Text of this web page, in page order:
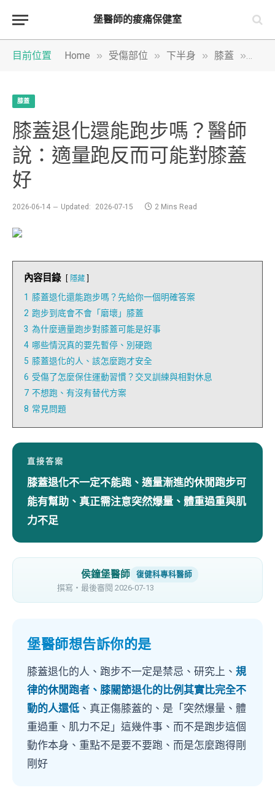
堡醫師的痠痛保健室
目前位置 Home » 受傷部位 » 下半身 » 膝蓋 »
膝蓋
膝蓋退化還能跑步嗎？醫師
說：適量跑反而可能對膝蓋
好
2026-06-14 Updated: 2026-07-15 2 Mins Read
內容目錄 隱藏
1 膝蓋退化還能跑步嗎？先給你一個明確答案
2 跑步到底會不會「磨壞」膝蓋
3 為什麼適量跑步對膝蓋可能是好事
4 哪些情況真的要先暫停、別硬跑
5 膝蓋退化的人、該怎麼跑才安全
6 受傷了怎麼保住運動習慣？交叉訓練與相對休息
7 不想跑、有沒有替代方案
8 常見問題
直接答案
膝蓋退化不一定不能跑、適量漸進的休閒跑步可
能有幫助、真正需注意突然爆量、體重過重與肌
力不足
侯鐘堡醫師
復健科專科醫師
撰寫・最後審閱 2026-07-13
堡醫師想告訴你的是
膝蓋退化的人、跑步不一定是禁忌、研究上、 規
律的休閒跑者、膝關節退化的比例其實比完全不
動的人還低 、真正傷膝蓋的、是「突然爆量、體
重過重、肌力不足」這幾件事、而不是跑步這個
動作本身、重點不是要不要跑、而是怎麼跑得剛
剛好